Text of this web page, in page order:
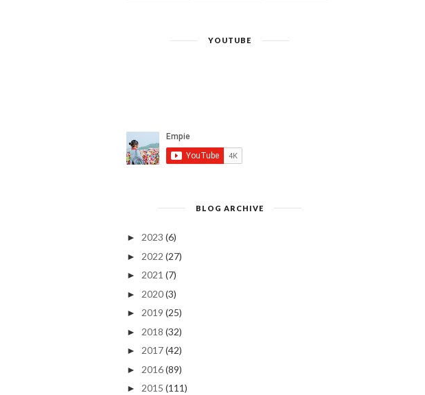
YOUTUBE
BLOG ARCHIVE
► 2023 (6)
► 2022 (27)
► 2021 (7)
► 2020 (3)
► 2019 (25)
► 2018 (32)
► 2017 (42)
► 2016 (89)
► 2015 (111)